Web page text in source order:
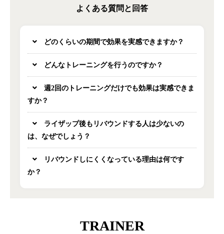
よくある質問と回答
どのくらいの期間で効果を実感できますか？
どんなトレーニングを行うのですか？
週2回のトレーニングだけでも効果は実感できま
すか？
ライザップ後もリバウンドする人は少ないの
は、なぜでしょう？
リバウンドしにくくなっている理由は何です
か？
TRAINER